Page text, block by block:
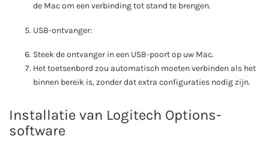
de Mac om een verbinding tot stand te brengen.
USB-ontvanger:
Steek de ontvanger in een USB-poort op uw Mac.
Het toetsenbord zou automatisch moeten verbinden als het
binnen bereik is, zonder dat extra configuraties nodig zijn.
Installatie van Logitech Options-
software